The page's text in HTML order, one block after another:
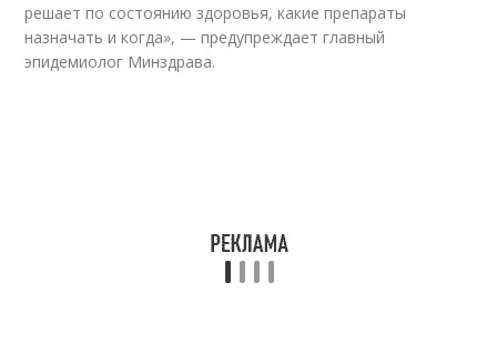
решает по состоянию здоровья, какие препараты
назначать и когда», — предупреждает главный
эпидемиолог Минздрава.